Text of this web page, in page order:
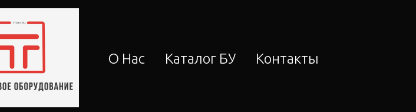
О Нас Каталог БУ Контакты